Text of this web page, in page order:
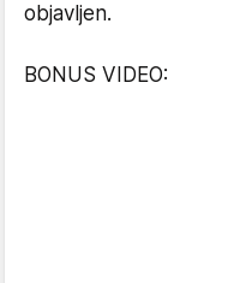
objavljen.
BONUS VIDEO: